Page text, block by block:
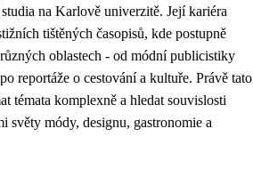
na Karlově univerzitě. Její kariéra
tištěných časopisů, kde postupně
oblastech - od módní publicistiky
reportáže o cestování a kultuře. Právě tato
témata komplexně a hledat souvislosti
světy módy, designu, gastronomie a